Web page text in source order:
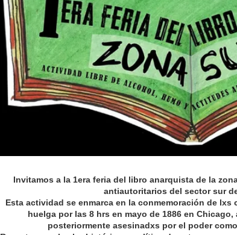
Invitamos a la 1era feria del libro anarquista de la
antiautoritarios del sector sur
Esta actividad se enmarca en la conmemoración de
huelga por las 8 hrs en mayo de 1886 en
posteriormente asesinadxs por el poder